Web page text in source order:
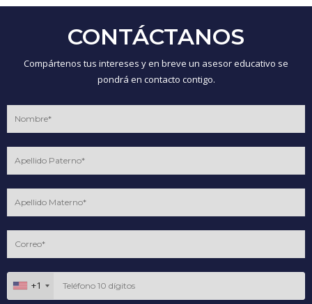
CONTÁCTANOS
Compártenos tus intereses y en breve un asesor educativo se
pondrá en contacto contigo.
+1